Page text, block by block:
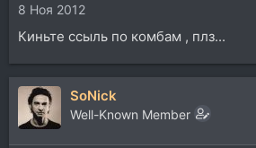
8 Ноя 2012
Киньте ссыль по комбам , плз...
SoNick
Well-Known Member